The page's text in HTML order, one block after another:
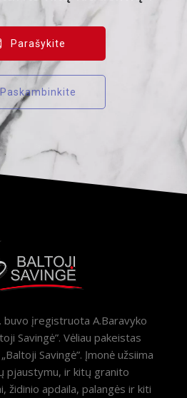
Parašykite
Paskambinkite
buvo įregistruota A.Baravyko
Savingė”. Vėliau pakeistas
Savingė”. Įmonė užsiima
pjaustymu, ir kitų granito
židinio apdaila, palangės ir kiti